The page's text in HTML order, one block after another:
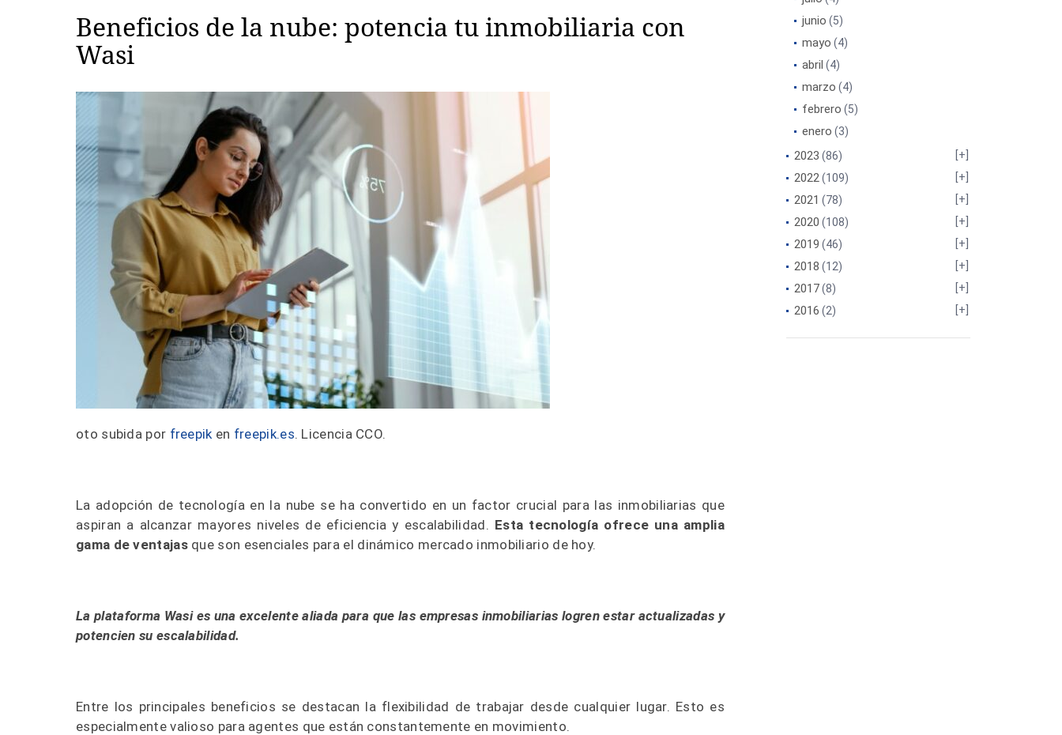
Beneficios de la nube: potencia tu inmobiliaria con
Wasi
oto subida por freepiken freepik.es. Licencia CCO.
La adopción de tecnología en la nube se ha convertido en un factor crucial para las inmobiliarias que
aspiran a alcanzar mayores niveles de eficiencia y escalabilidad. Esta tecnología ofrece una amplia
gama de ventajas que son esenciales para el dinámico mercado inmobiliario de hoy.
La plataforma Wasi es una excelente aliada para que las empresas inmobiliarias logren estar actualizadas y
potencien su escalabilidad.
Entre los principales beneficios se destacan la flexibilidad de trabajar desde cualquier lugar. Esto es
especialmente valioso para agentes que están constantemente en movimiento.
junio (5)
mayo (4)
abril (4)
marzo (4)
febrero (5)
enero (3)
2023 (86)
2022(109)
2021 (78)
2020 (108)
2019 (46)
2018 (12)
2017(8)
2016 (2)